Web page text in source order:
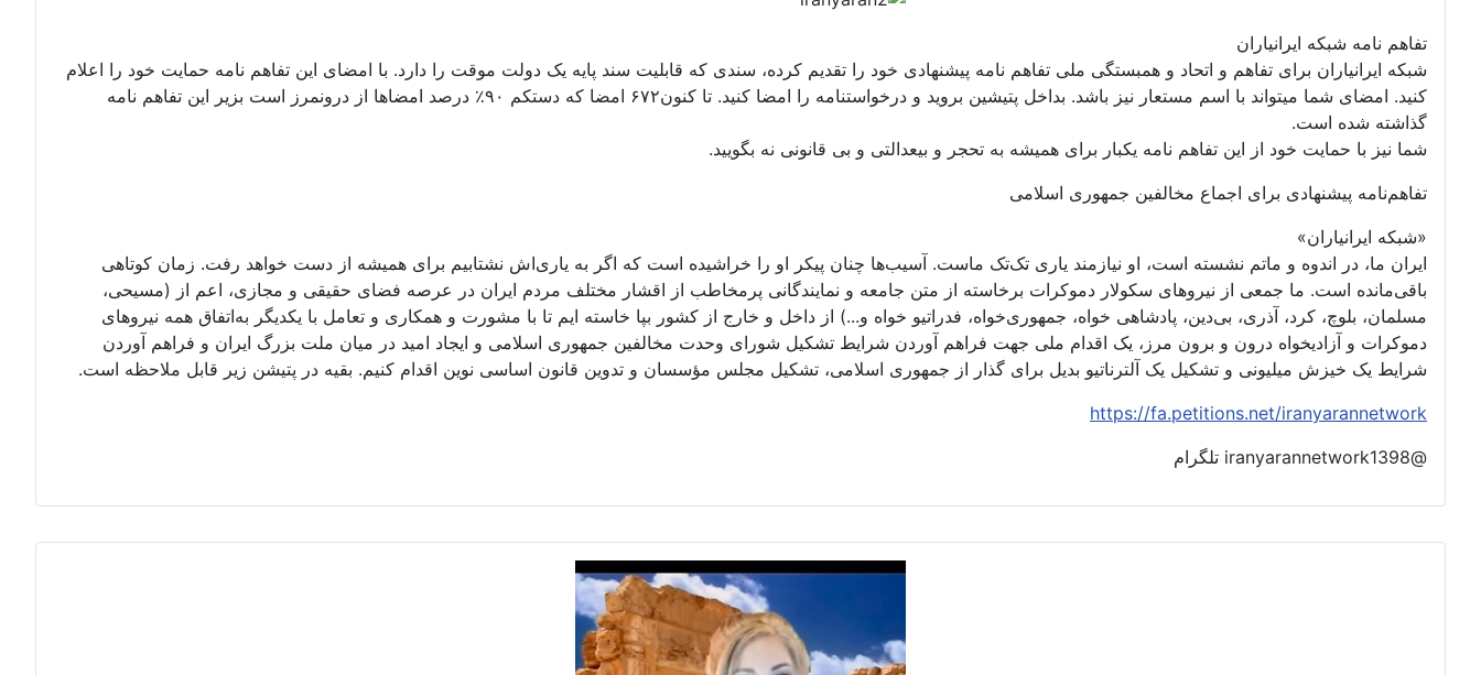
تفاهم نامه شبکه ایرانیاران
شبکه ایرانیاران برای تفاهم و اتحاد و همبستگی ملی تفاهم نامه پیشنهادی خود را تقدیم کرده، سندی که قابلیت سند پایه یک دولت موقت را دارد. با امضای این تفاهم نامه حمایت خود را اعلام
کنید. امضای شما میتواند با اسم مستعار نیز باشد. بداخل پتیشین بروید و درخواستنامه را امضا کنید. تا کنون۶۷۲ امضا که دستکم ۹۰٪ درصد امضاها از درونمرز است بزیر این تفاهم نامه
گذاشته شده است.
شما نیز با حمایت خود از این تفاهم نامه یکبار برای همیشه به تحجر و بیعدالتی و بی قانونی نه بگویید.
تفاهم‌نامه پیشنهادی برای اجماع مخالفین جمهوری اسلامی
«شبکه ایرانیاران»
ایران ما، در اندوه و ماتم نشسته است، او نیازمند یاری تک‌تک ماست. آسیب‌ها چنان پیکر او را خراشیده است که اگر به یاری‌اش نشتابیم برای همیشه از دست خواهد رفت. زمان کوتاهی
باقی‌مانده است. ما جمعی از نیروهای سکولار دموکرات برخاسته از متن جامعه و نمایندگانی پرمخاطب از اقشار مختلف مردم ایران در عرصه فضای حقیقی و مجازی، اعم از (مسیحی،
مسلمان، بلوچ، کرد، آذری، بی‌دین، پادشاهی خواه، جمهوری‌خواه، فدراتیو خواه و...) از داخل و خارج از کشور بپا خاسته ایم تا با مشورت و همکاری و تعامل با یکدیگر به‌اتفاق همه نیروهای
دموکرات و آزادیخواه درون و برون مرز، یک اقدام ملی جهت فراهم آوردن شرایط تشکیل شورای وحدت مخالفین جمهوری اسلامی و ایجاد امید در میان ملت بزرگ ایران و فراهم آوردن
شرایط یک خیزش میلیونی و تشکیل یک آلترناتیو بدیل برای گذار از جمهوری اسلامی، تشکیل مجلس مؤسسان و تدوین قانون اساسی نوین اقدام کنیم. بقیه در پتیشن زیر قابل ملاحظه است.
https://fa.petitions.net/iranyarannetwork
@iranyarannetwork1398 تلگرام